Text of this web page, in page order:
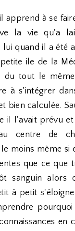
apprend à se
la vie qu'a
quand il a été
ile de la
du tout le
à s'intégrer
bien calculée.
il l'avait prévu
centre de
moins même si
que ce que
sanguin alors
à petit
en